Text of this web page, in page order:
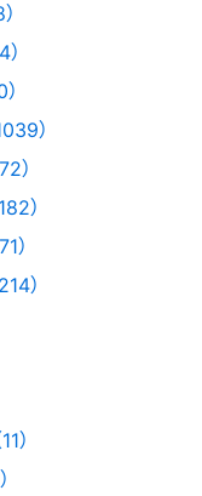
）
）
）
）
）
）